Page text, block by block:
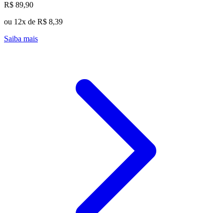
R$ 89,90
ou 12x de R$ 8,39
Saiba mais